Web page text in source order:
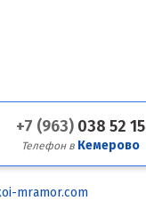
+7 (963) 038 52 15
Телефон в Кемерово
mramor.com